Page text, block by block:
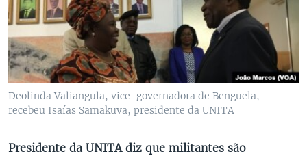
Deolinda Valiangula, vice-governadora de Benguela,
recebeu Isaías Samakuva, presidente da UNITA
Presidente da UNITA diz que militantes são